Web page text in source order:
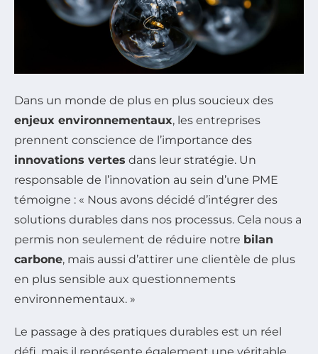
Dans un monde de plus en plus soucieux des
enjeux environnementaux, les entreprises
prennent conscience de l’importance des
innovations vertes dans leur stratégie. Un
responsable de l’innovation au sein d’une PME
témoigne : « Nous avons décidé d’intégrer des
solutions durables dans nos processus. Cela nous a
permis non seulement de réduire notre bilan
carbone, mais aussi d’attirer une clientèle de plus
en plus sensible aux questionnements
environnementaux. »
Le passage à des pratiques durables est un réel
défi, mais il représente également une véritable